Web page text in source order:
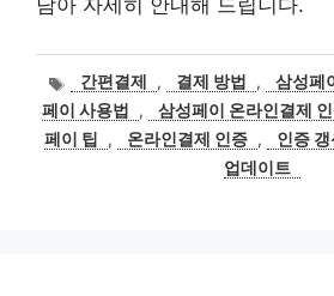
담아 자세히 안내해 드립니다.
태
그
간편결제 , 결제 방법 , 삼성페
페이 사용법
, 삼성페이 온라인결제
페이 팁
, 온라인결제 인증 , 인증
업데이트